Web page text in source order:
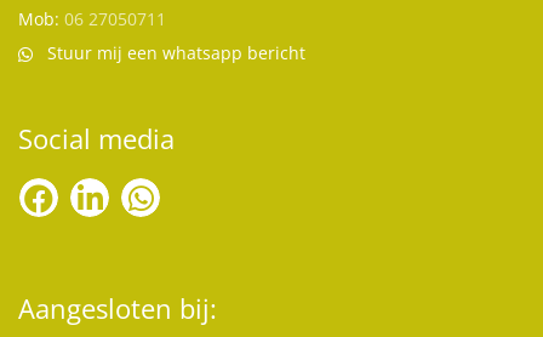
Mob: 06 27050711
Stuur mij een whatsapp bericht
Social media
Aangesloten bij: